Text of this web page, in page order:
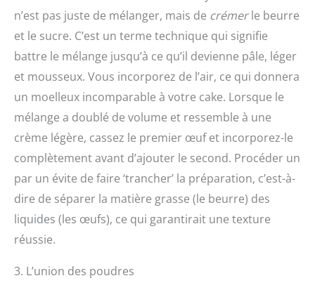
n’est pas juste de mélanger, mais de crémerle beurre
et le sucre. C’est un terme technique qui signifie
battre le mélange jusqu’à ce qu’il devienne pâle, léger
et mousseux. Vous incorporez de l’air, ce qui donnera
un moelleux incomparable à votre cake. Lorsque le
mélange a doublé de volume et ressemble à une
crème légère, cassez le premier œuf et incorporez-le
complètement avant d’ajouter le second. Procéder un
par un évite de faire ‘trancher’ la préparation, c’est-à-
dire de séparer la matière grasse (le beurre) des
liquides (les œufs), ce qui garantirait une texture
réussie.
3. L’union des poudres